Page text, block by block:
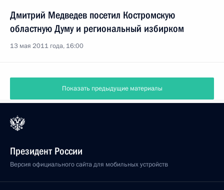
Дмитрий Медведев посетил Костромскую
областную Думу и региональный избирком
13 мая 2011 года, 16:00
Показать предыдущие материалы
Президент России
Версия официального сайта для мобильных устройств